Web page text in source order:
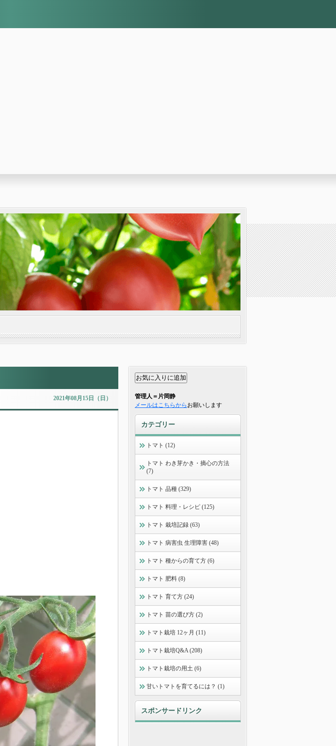
2021年08月15日（日）
管理人＝片岡静
メールはこちらから お願いします
カテゴリー
トマト (12)
トマト わき芽かき・摘心の方法
(7)
トマト 品種 (329)
トマト 料理・レシピ (125)
トマト 栽培記録 (63)
トマト 病害虫 生理障害 (48)
トマト 種からの育て方 (6)
トマト 肥料 (8)
トマト 育て方 (24)
トマト 苗の選び方 (2)
トマト栽培 12ヶ月 (11)
トマト栽培Q&A (208)
トマト栽培の用土 (6)
甘いトマトを育てるには？ (1)
スポンサードリンク